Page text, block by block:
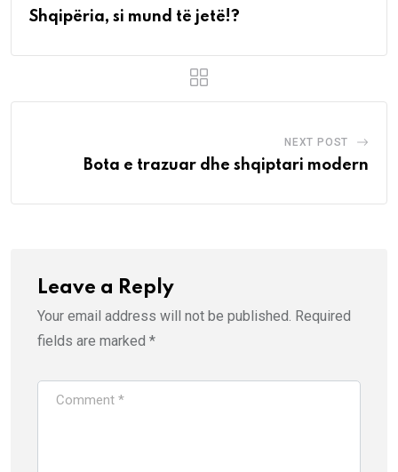
Shqipëria, si mund të jetë!?
NEXT POST
Bota e trazuar dhe shqiptari modern
Leave a Reply
Your email address will not be published. Required
fields are marked *